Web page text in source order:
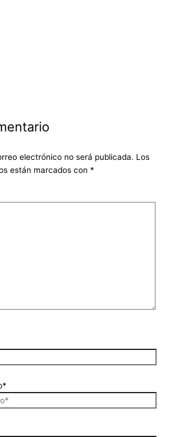
electrónico no será publicada. Los
están marcados con *